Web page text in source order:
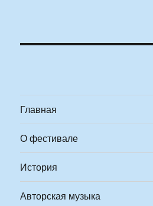
Главная
О фестивале
История
Авторская музыка